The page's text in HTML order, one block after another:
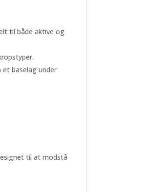
til både aktive og
baselag under
til at modstå